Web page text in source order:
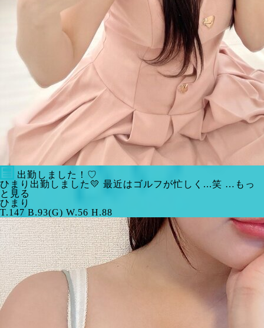
出勤しました！♡
ひまり出勤しました💛 最近はゴルフが忙しく...笑 …もっ
と見る
ひまり
T.147 B.93(G) W.56 H.88